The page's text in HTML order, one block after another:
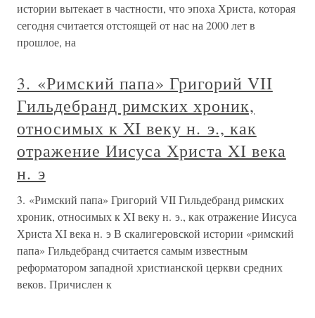
истории вытекает в частности, что эпоха Христа, которая
сегодня считается отстоящей от нас на 2000 лет в
прошлое, на
3. «Римский папа» Григорий VII
Гильдебранд римских хроник,
относимых к XI веку н. э., как
отражение Иисуса Христа XI века
н. э
3. «Римский папа» Григорий VII Гильдебранд римских
хроник, относимых к XI веку н. э., как отражение Иисуса
Христа XI века н. э В скалигеровской истории «римский
папа» Гильдебранд считается самым известным
реформатором западной христианской церкви средних
веков. Причислен к